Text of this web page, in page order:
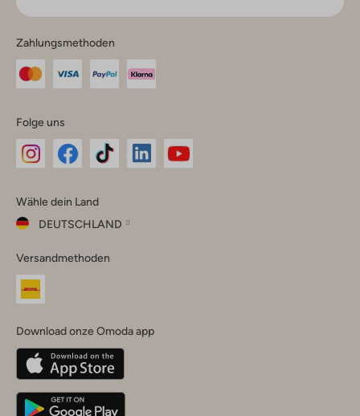
Zahlungsmethoden
Folge uns
Instagram
Facebook
TikTok
Wähle dein Land
DEUTSCHLAND
dein
Land
Belgique(Français)
Deutschland
Versandmethoden
Download onze Omoda app